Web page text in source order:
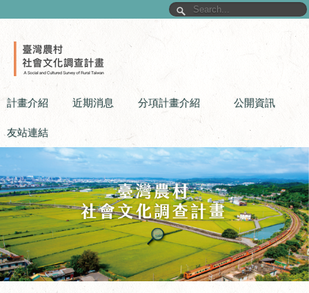
計畫介紹 近期消息 分項計畫介紹 公開資訊
友站連結